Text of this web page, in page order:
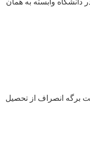
برگه انصراف از تحصیل